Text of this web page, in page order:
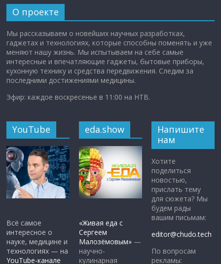
О проекте
Мы рассказываем о новейших научных разработках,
гаджетах и технологиях, которые способны поменять и уже
меняют нашу жизнь. Мы испытываем на себе самые
интересные и впечатляющие гаджеты, бытовые приборы,
кухонную технику и средства передвижения. Следим за
последними достижениями медицины.
Эфир: каждое воскресенье в 11:00 на НТВ.
YouTube
Всё самое
интересное о
науке, медицине и
технологиях — на
YouTube-канале
eda.show
«Живая еда с
Сергеем
Малозёмовым» —
научно-
кулинарная
Напишите
нам
Хотите
поделиться
новостью,
прислать тему
для сюжета? Мы
будем рады
вашим письмам:
editor@chudo.tech
По вопросам
рекламы: